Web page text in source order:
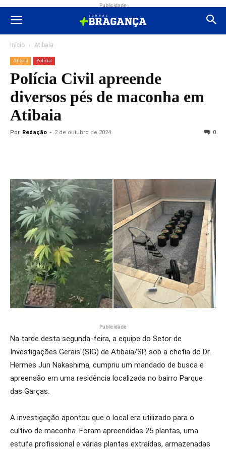
Publicidade
Início Atibaia
Atibaia Polícial
Polícia Civil apreende
diversos pés de maconha em
Atibaia
Por Redação - 2 de outubro de 2024 0
Publicidade
Na tarde desta segunda-feira, a equipe do Setor de
Investigações Gerais (SIG) de Atibaia/SP, sob a chefia do Dr.
Hermes Jun Nakashima, cumpriu um mandado de busca e
apreensão em uma residência localizada no bairro Parque
das Garças.
A investigação apontou que o local era utilizado para o
cultivo de maconha. Foram apreendidas 25 plantas, uma
estufa profissional e várias plantas extraídas, armazenadas